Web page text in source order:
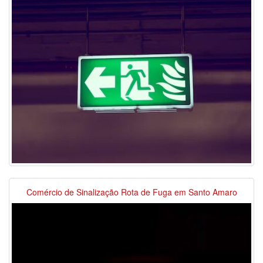
Comércio de Sinalização Rota de Fuga em Santo Amaro